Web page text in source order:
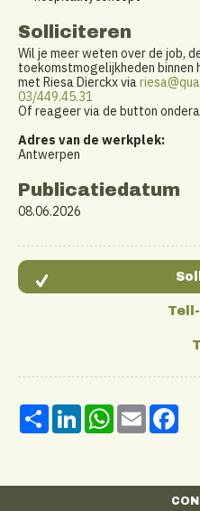
Solliciteren
Wil je meer weten over de job,
toekomstmogelijkheden binnen
met Riesa Dierckx via
03/449.45.31
Of reageer via de button
Adres van de werkplek:
Antwerpen
Publicatiedatum
08.06.2026
Share LinkedInWhatsApp
Email